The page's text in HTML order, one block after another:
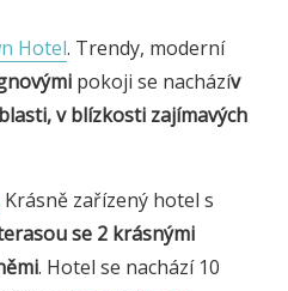
Hotel. Trendy, moderní
pokoji se nacházív
v blízkosti zajímavých
Krásně zařízený hotel s
se 2 krásnými
. Hotel se nachází 10